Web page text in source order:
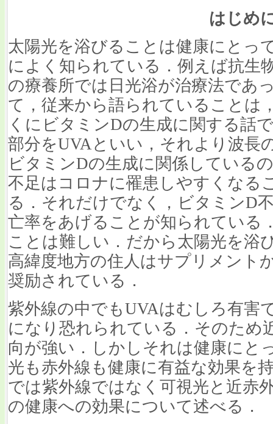
はじめ
太陽光を浴びることは健康にとっ
によく知られている．例えば抗生
の療養所では日光浴が治療法であ
て，従来から語られていることは
くにビタミンDの生成に関する話
部分をUVAといい，それより波長
ビタミンDの生成に関係している
不足はコロナに罹患しやすくなる
る．それだけでなく，ビタミンD
亡率をあげることが知られている
ことは難しい．だから太陽光を浴
高緯度地方の住人はサプリメント
奨励されている．
紫外線の中でもUVAはむしろ有害
になり恐れられている．そのため
向が強い．しかしそれは健康にと
光も赤外線も健康に有益な効果を
では紫外線ではなく可視光と近赤
の健康への効果について述べる．